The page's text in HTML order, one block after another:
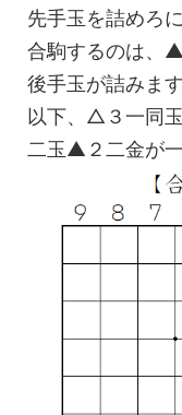
先手玉を詰めろ
合駒するのは、
後手玉が詰みます
以下、△３一同
二玉▲２二金が一